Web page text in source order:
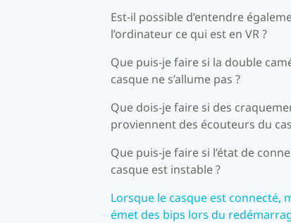
Est-il possible d’entendre
l’ordinateur ce qui est en VR ?
Que puis-je faire si la double
casque ne s’allume pas ?
Que dois-je faire si des
proviennent des écouteurs du
Que puis-je faire si l’état de
casque est instable ?
Lorsque le casque est connecté,
émet des bips lors du